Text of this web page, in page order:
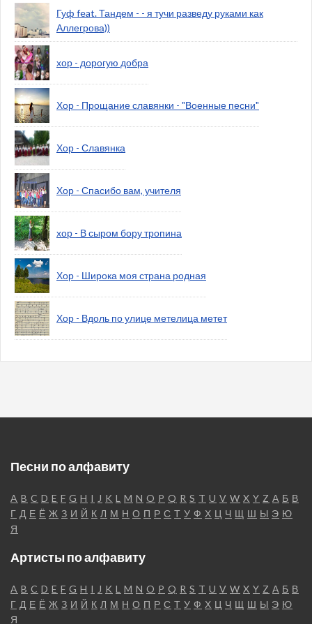
Гуф feat. Тандем - - я тучи разведу руками как
Аллегрова))
хор - дорогую добра
Хор - Прощание славянки - "Военные песни"
Хор - Славянка
Хор - Спасибо вам, учителя
хор - В сыром бору тропина
Хор - Широка моя страна родная
Хор - Вдоль по улице метелица метет
Песни по алфавиту
A B C D E F G H I J K L M N O P Q R S T U V W X Y Z А Б В
Г Д Е Ё Ж З И Й К Л М Н О П Р С Т У Ф Х Ц Ч Щ Ш Ы Э Ю
Я
Артисты по алфавиту
A B C D E F G H I J K L M N O P Q R S T U V W X Y Z А Б В
Г Д Е Ё Ж З И Й К Л М Н О П Р С Т У Ф Х Ц Ч Щ Ш Ы Э Ю
Я